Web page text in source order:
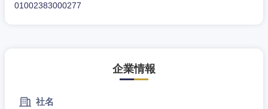
01002383000277
企業情報
社名